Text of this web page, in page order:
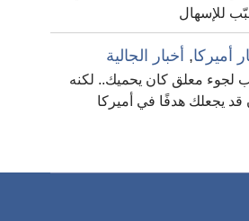
للإسهال
أميركا, أخبار الجالية
لجوء معلق كان يحميك.. لكنه
قد يجعلك هدفًا في أميركا